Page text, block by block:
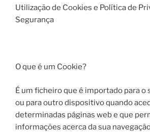
Utilização de Cookies e Política de
Segurança
O que é um Cookie?
É um ficheiro que é importado para o
ou para outro dispositivo quando
determinadas páginas web e que
informações acerca da sua